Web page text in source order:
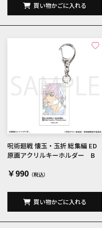
買い物かごに入れる
呪術廻戦 懐玉・玉折 総集編 ED
原画アクリルキーホルダー B
￥990
買い物かごに入れる